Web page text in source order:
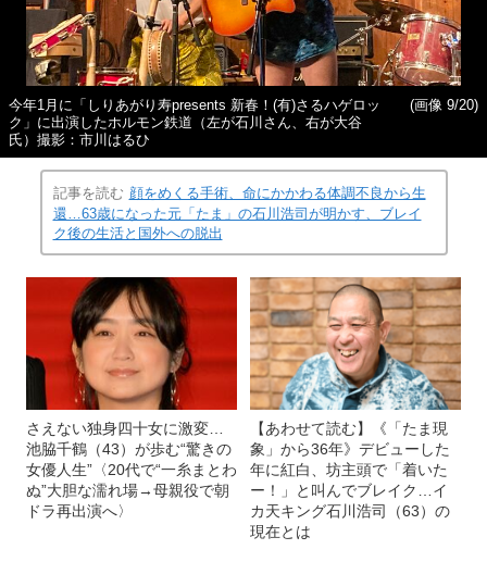
今年1月に「しりあがり寿presents 新春！(有)さるハゲロッ
ク」に出演したホルモン鉄道（左が石川さん、右が大谷
氏）撮影：市川はるひ
(画像 9/20)
記事を読む 顔をめくる手術、命にかかわる体調不良から生
還…63歳になった元「たま」の石川浩司が明かす、ブレイ
ク後の生活と国外への脱出
さえない独身四十女に激変…
池脇千鶴（43）が歩む“驚きの
女優人生”〈20代で“一糸まとわ
ぬ”大胆な濡れ場→母親役で朝
ドラ再出演へ〉
【あわせて読む】《「たま現
象」から36年》デビューした
年に紅白、坊主頭で「着いた
ー！」と叫んでブレイク…イ
カ天キング石川浩司（63）の
現在とは